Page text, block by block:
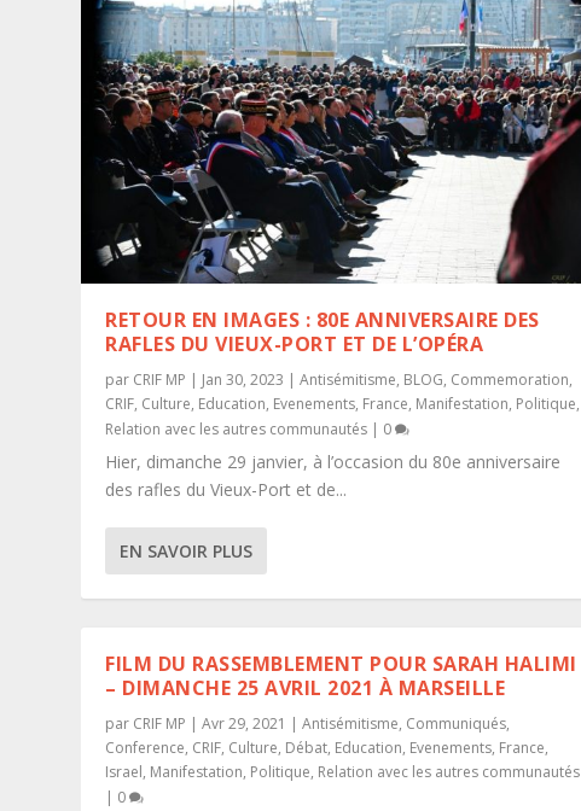
RETOUR EN IMAGES : 80E ANNIVERSAIRE DES
RAFLES DU VIEUX-PORT ET DE L’OPÉRA
par CRIF MP | Jan 30, 2023 |Antisémitisme, BLOG, Commemoration,
CRIF, Culture, Education, Evenements, France, Manifestation, Politique,
Relation avec les autres communautés | 0
Hier, dimanche 29 janvier, à l’occasion du 80e anniversaire
des rafles du Vieux-Port et de...
EN SAVOIR PLUS
FILM DU RASSEMBLEMENT POUR SARAH HALIMI
– DIMANCHE 25 AVRIL 2021 À MARSEILLE
par CRIF MP |Avr 29, 2021 |Antisémitisme, Communiqués,
Conference, CRIF, Culture, Débat, Education, Evenements, France,
Israel, Manifestation, Politique, Relation avec les autres communautés
| 0